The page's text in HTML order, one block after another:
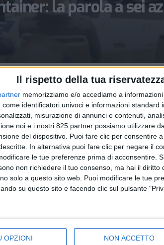
Il rispetto della tua
memorizziamo e/o accediamo a
come identificatori univoci e informazioni standard
misurazione di annunci e contenuti,
noi e i nostri 825 partner possiamo utilizzare
del dispositivo. Puoi fare clic per consentire
In alternativa puoi fare clic per negare il
le tue preferenze prima di acconsentire.
non richiedere il tuo consenso, ma hai il
solo a questo sito web. Puoi modificare le tue
su questo sito e facendo clic sul pulsante
OPZIONI NON ACCETTO
la parola a sei
record di yacht
via nave a Miami (FOTO)
2023
La e-
SERVIZI
25
IN EVIDENZA